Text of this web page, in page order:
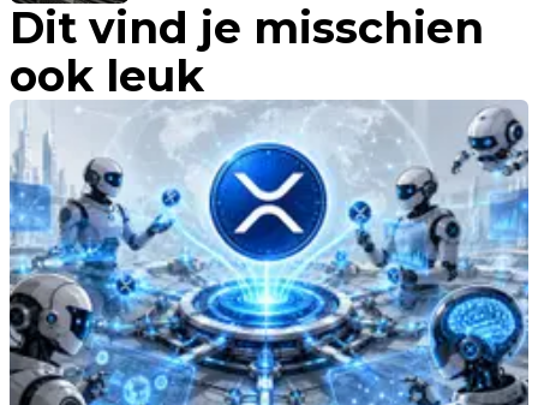
Dit vind je misschien
ook leuk